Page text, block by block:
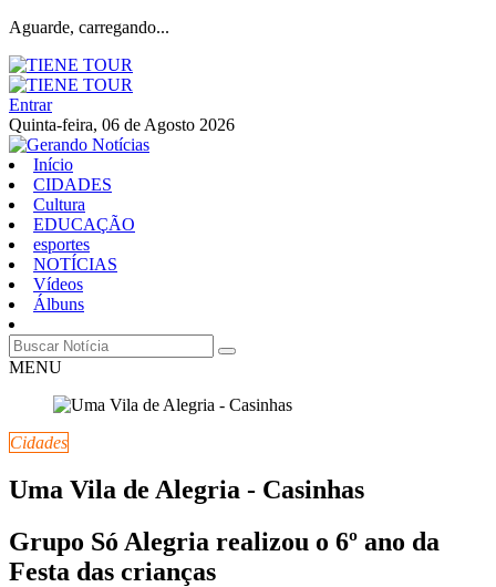
Aguarde, carregando...
Entrar
Quinta-feira, 06 de Agosto 2026
Início
CIDADES
Cultura
EDUCAÇÃO
esportes
NOTÍCIAS
Vídeos
Álbuns
MENU
Cidades
Uma Vila de Alegria - Casinhas
Grupo Só Alegria realizou o 6º ano da
Festa das crianças